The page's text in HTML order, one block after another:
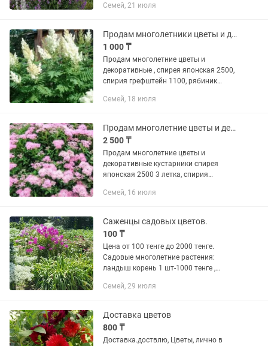
1200 ,гайлардия 500, флокс розовый по
Семей, 21 июля
Продам многолетники цветы и декоративные кустарники
1 000 ₸
Продам многолетние цветы и
декоративные , спирея японская 2500,
спирия грефштейн 1100, рябиник
,монарда голубая , фиолетовая
очиток...
Семей, 18 июля
Продам многолетние цветы и декоративные кустарники
2 500 ₸
Продам многолетние цветы и
декоративные кустарники спирея
японская 2500 3 летка, спирия
разные зеленая , с белым кончиком
рябинолистный...
Семей, 16 июля
Саженцы садовых цветов.
100 ₸
Цена от 100 тенге до 2000 тенге.
Садовые многолетние растения:
ландыш корень 1 шт-1000 тенге ,
корень 1 шт-100 тенге. Доставка через
Семей, 29 июля
Доставка цветов
800 ₸
Доставка.доствлю, Цветы, лично в